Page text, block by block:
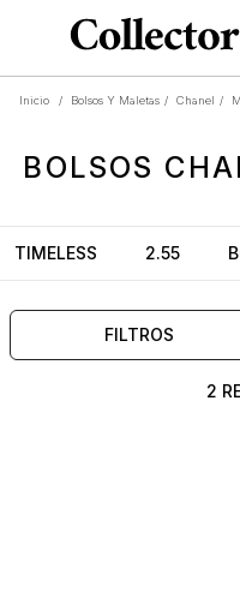
Inicio / Bolsos Y Maletas / Chanel /
BOLSOS
TIMELESS 2.55
FILTROS
2